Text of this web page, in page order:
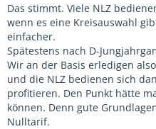
Das stimmt. Viele NLZ
wenn es eine Kreisauswahl
einfacher.
Spätestens nach D-
Wir an der Basis erledigen
und die NLZ bedienen sich
profitieren. Den Punkt hätte
können. Denn gute
Nulltarif.